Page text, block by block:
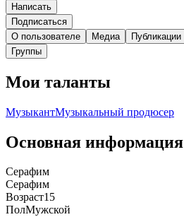
Написать
Подписаться
О пользователе
Медиа Публикации
Группы
Мои таланты
МузыкантМузыкальный продюсер
Основная информация
Серафим
Серафим
Возраст15
ПолМужской